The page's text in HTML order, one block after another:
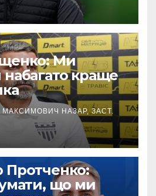
Ми
краще
МАКСИМОВИЧ НАЗАР, ЗАСТ.
Протченко:
що ми